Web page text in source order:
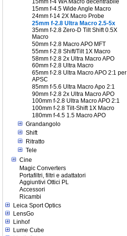
15mm f-4 WA Macro decentrabile
15mm f-4.5 Wide Angle Macro
24mm f-14 2X Macro Probe
25mm f-2.8 Ultra Macro 2.5-5x
35mm f-2.8 Zero-D Tilt Shift 0.5X
Macro
50mm f-2.8 Macro APO MFT
55mm f-2.8 Shift/Tilt 1X Macro
58mm f-2.8 2x Ultra Macro APO
60mm f-2.8 Ultra Macro
65mm f-2.8 Ultra Macro APO 2:1 per
APSC
85mm f-5.6 Ultra Macro Apo 2:1
90mm f-2.8 2x Ultra Macro APO
100mm f-2.8 Ultra Macro APO 2:1
100mm f-2.8 Tilt-Shift 1X Macro
180mm f-4.5 1.5 Macro APO
Grandangolo
Shift
Ritratto
Tele
Cine
Magic Converters
Portafiltri, filtri e adattatori
Aggiuntivi Ottici PL
Accessori
Ricambi
Leica Sport Optics
LensGo
Linhof
Lume Cube